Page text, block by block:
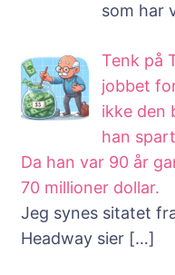
som har
Tenk på
jobbet
ikke den
han
Da han var 90 år
70 millioner dollar.
Jeg synes sitatet
Headway sier […]